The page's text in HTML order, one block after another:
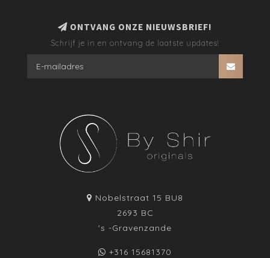
ONTVANG ONZE NIEUWSBRIEF!
Schrijf je in en ontvang de laatste updates!
Nobelstraat 15 BU8
2693 BC
's -Gravenzande
+316 15681370